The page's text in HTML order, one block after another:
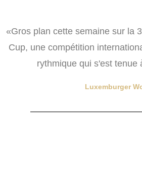
«Gros plan cette semaine sur la
Cup, une compétition
rythmique qui s'est tenue
Luxemburger